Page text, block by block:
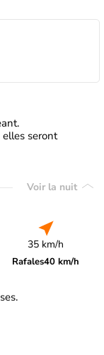
elles seront
Voir la nuit
35 km/h
Rafales40 km/h